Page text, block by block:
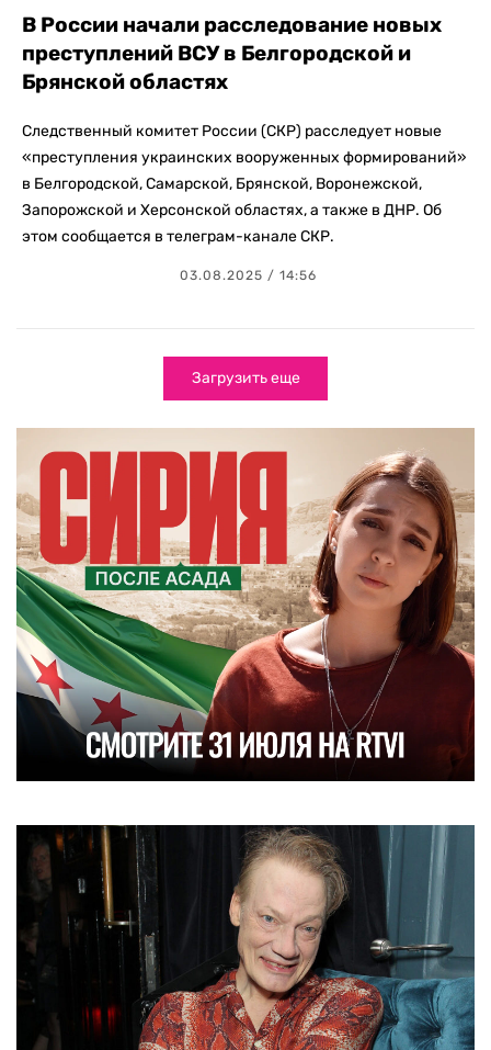
В России начали расследование новых
преступлений ВСУ в Белгородской и
Брянской областях
Следственный комитет России (СКР) расследует новые
«преступления украинских вооруженных формирований»
в Белгородской, Самарской, Брянской, Воронежской,
Запорожской и Херсонской областях, а также в ДНР. Об
этом сообщается в телеграм-канале СКР.
03.08.2025 / 14:56
Загрузить еще